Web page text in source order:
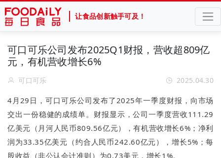
让食品创新触手可及！
可口可乐公司发布2025Q1财报，营收超809亿
元，有机营收增长6%
可口可乐 2025.04.30
4月29日，可口可乐公司发布了2025年一季度财报，向市场
交出一份稳健的成绩单。财报显示，公司一季度营收111.29
亿美元（月河人民币809.56亿元），有机营收增长6%；净利
润为33.35亿美元（约合人民币242.60亿元），增长5%；每
股收益（非公认会计准则）为0.73美元，增长1%。